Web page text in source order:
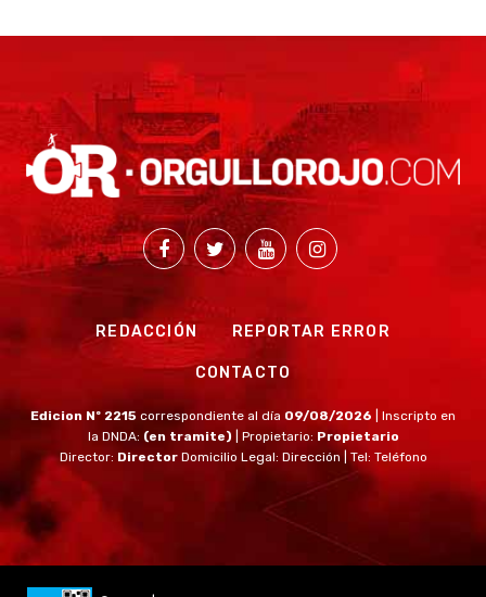
REDACCIÓN REPORTAR ERROR
CONTACTO
Edicion Nº 2215 correspondiente al día 09/08/2026
| Inscripto en
la DNDA: (en tramite) | Propietario: Propietario
Director: Director Domicilio Legal: Dirección | Tel: Teléfono